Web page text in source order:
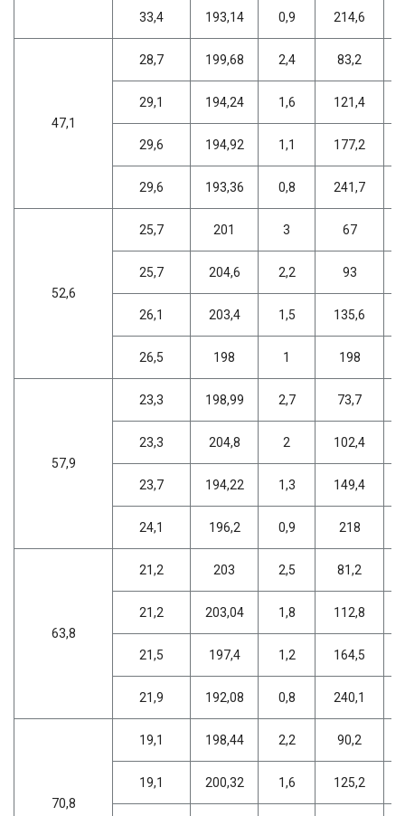
33,4 193,14 0,9 214,6
47,1
28,7 199,68 2,4 83,2
29,1 194,24 1,6 121,4
29,6 194,92 1,1 177,2
29,6 193,36 0,8 241,7
52,6
25,7 201 3 67
25,7 204,6 2,2 93
26,1 203,4 1,5 135,6
26,5 198 1 198
57,9
23,3 198,99 2,7 73,7
23,3 204,8 2 102,4
23,7 194,22 1,3 149,4
24,1 196,2 0,9 218
63,8
21,2 203 2,5 81,2
21,2 203,04 1,8 112,8
21,5 197,4 1,2 164,5
21,9 192,08 0,8 240,1
70,8
19,1 198,44 2,2 90,2
19,1 200,32 1,6 125,2